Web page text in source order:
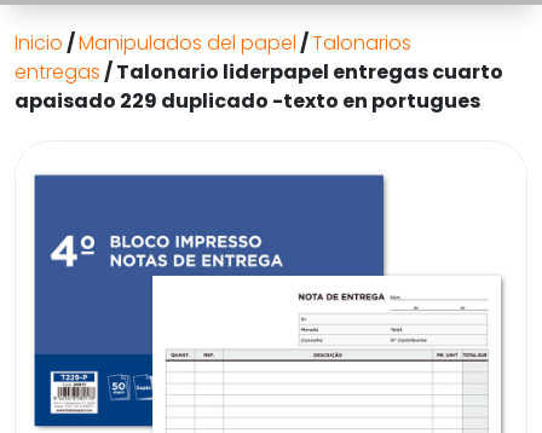
Inicio/Manipulados del papel/Talonarios
entregas/ Talonario liderpapel entregas cuarto
apaisado 229 duplicado -texto en portugues